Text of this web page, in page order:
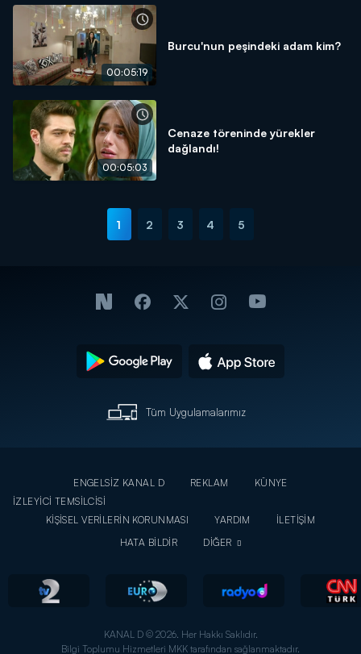
00:05:19
Burcu'nun peşindeki adam kim?
00:05:03
Cenaze töreninde yürekler
dağlandı!
1 2 3 4 5
Tüm Uygulamalarımız
ENGELSİZ KANAL D REKLAM
KÜNYE
İZLEYİCİ TEMSİLCİSİ
KİŞİSEL VERİLERİN KORUNMASI
YARDIM
İLETİŞİM
HATA BİLDİR
DİĞER
KANAL D © 2026. Her Hakkı Saklıdır.
Bilgi Toplumu Hizmetleri MKK tarafından sağlanmaktadır.